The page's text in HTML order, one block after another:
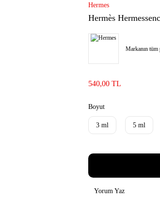
Hermes
Hermès
Markanın
540,00 TL
Boyut
3 ml 5 ml
Yorum Yaz